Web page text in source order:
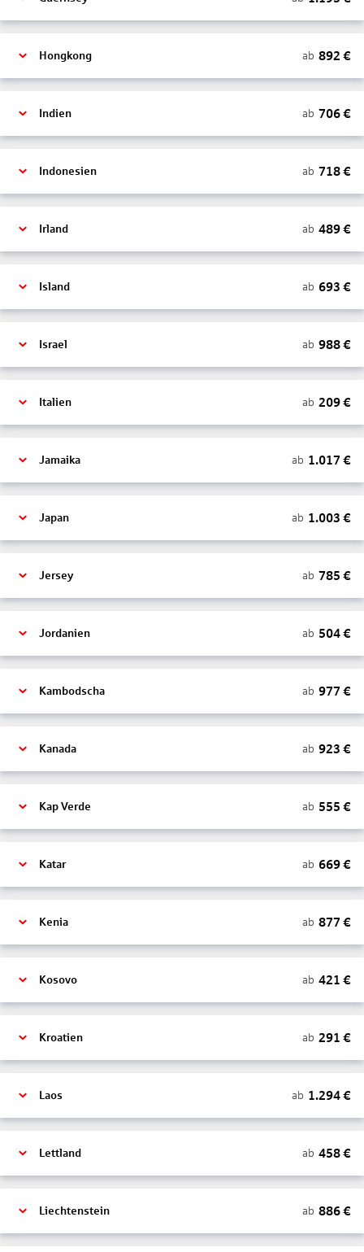
Hongkong ab 892 €
Indien ab 706€
Indonesien ab 718€
Irland ab 489€
Island ab 693 €
Israel ab 988€
Italien ab 209€
Jamaika ab 1.017 €
Japan ab 1.003 €
Jersey ab 785 €
Jordanien ab 504€
Kambodscha ab 977 €
Kanada ab 923 €
Kap Verde ab 555 €
Katar ab 669€
Kenia ab 877 €
Kosovo ab 421 €
Kroatien ab 291 €
Laos ab 1.294€
Lettland ab 458€
Liechtenstein ab 886€